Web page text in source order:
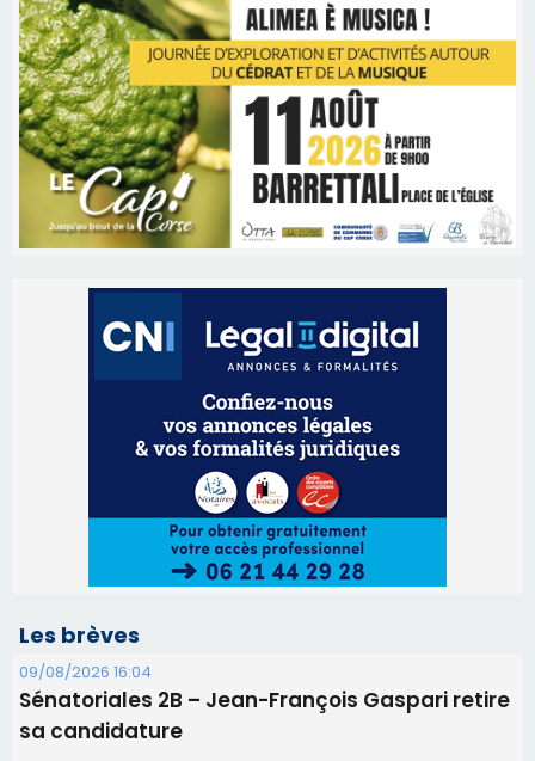
Les brèves
09/08/2026 16:04
Sénatoriales 2B – Jean-François Gaspari retire
sa candidature